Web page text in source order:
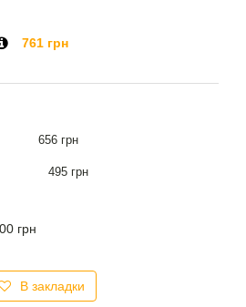
761 грн
656 грн
495 грн
грн
В закладки